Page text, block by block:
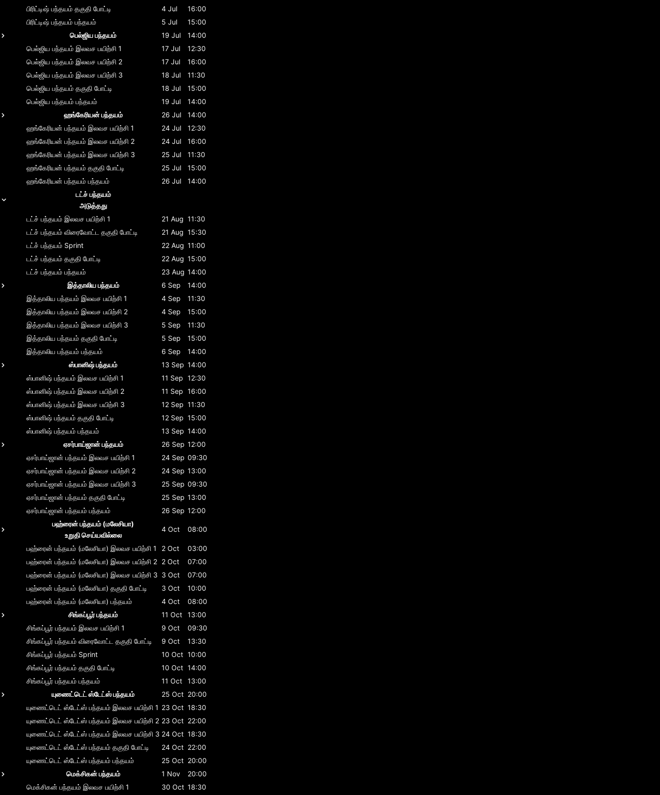
பிரிட்டிஷ் பந்தயம் தகுதி போட்டி 4 Jul
16:00
பிரிட்டிஷ் பந்தயம் பந்தயம் 5 Jul
15:00
பெல்ஜிய பந்தயம்
19 Jul
14:00
பெல்ஜிய பந்தயம் இலவச பயிற்சி 1 17 Jul
12:30
பெல்ஜிய பந்தயம் இலவச பயிற்சி 2 17 Jul
16:00
பெல்ஜிய பந்தயம் இலவச பயிற்சி 3 18 Jul
11:30
பெல்ஜிய பந்தயம் தகுதி போட்டி 18 Jul
15:00
பெல்ஜிய பந்தயம் பந்தயம் 19 Jul
14:00
ஹங்கேரியன் பந்தயம்
26 Jul
14:00
ஹங்கேரியன் பந்தயம் இலவச பயிற்சி 1 24 Jul
12:30
ஹங்கேரியன் பந்தயம் இலவச பயிற்சி 2 24 Jul
16:00
ஹங்கேரியன் பந்தயம் இலவச பயிற்சி 3 25 Jul
11:30
ஹங்கேரியன் பந்தயம் தகுதி போட்டி 25 Jul
15:00
ஹங்கேரியன் பந்தயம் பந்தயம் 26 Jul
14:00
டட்ச் பந்தயம்
அடுத்தது
டட்ச் பந்தயம் இலவச பயிற்சி 1 21 Aug 11:30
டட்ச் பந்தயம் விரைவோட்ட தகுதி போட்டி 21 Aug 15:30
டட்ச் பந்தயம் Sprint 22 Aug 11:00
டட்ச் பந்தயம் தகுதி போட்டி 22 Aug 15:00
டட்ச் பந்தயம் பந்தயம் 23 Aug 14:00
இத்தாலிய பந்தயம்
6 Sep
14:00
இத்தாலிய பந்தயம் இலவச பயிற்சி 1 4 Sep
11:30
இத்தாலிய பந்தயம் இலவச பயிற்சி 2 4 Sep
15:00
இத்தாலிய பந்தயம் இலவச பயிற்சி 3 5 Sep
11:30
இத்தாலிய பந்தயம் தகுதி போட்டி 5 Sep
15:00
இத்தாலிய பந்தயம் பந்தயம் 6 Sep
14:00
ஸ்பானிஷ் பந்தயம்
13 Sep 14:00
ஸ்பானிஷ் பந்தயம் இலவச பயிற்சி 1 11 Sep 12:30
ஸ்பானிஷ் பந்தயம் இலவச பயிற்சி 2 11 Sep 16:00
ஸ்பானிஷ் பந்தயம் இலவச பயிற்சி 3 12 Sep 11:30
ஸ்பானிஷ் பந்தயம் தகுதி போட்டி 12 Sep 15:00
ஸ்பானிஷ் பந்தயம் பந்தயம் 13 Sep 14:00
ஏசர்பாய்ஜான் பந்தயம்
26 Sep 12:00
ஏசர்பாய்ஜான் பந்தயம் இலவச பயிற்சி 1 24 Sep 09:30
ஏசர்பாய்ஜான் பந்தயம் இலவச பயிற்சி 2 24 Sep 13:00
ஏசர்பாய்ஜான் பந்தயம் இலவச பயிற்சி 3 25 Sep 09:30
ஏசர்பாய்ஜான் பந்தயம் தகுதி போட்டி 25 Sep 13:00
ஏசர்பாய்ஜான் பந்தயம் பந்தயம் 26 Sep 12:00
பஹ்ரைன் பந்தயம் (மலேசியா)
உறுதி செய்யவில்லை
4 Oct 08:00
பஹ்ரைன் பந்தயம் (மலேசியா) இலவச பயிற்சி 1 2 Oct
03:00
பஹ்ரைன் பந்தயம் (மலேசியா) இலவச பயிற்சி 2 2 Oct
07:00
பஹ்ரைன் பந்தயம் (மலேசியா) இலவச பயிற்சி 3 3 Oct
07:00
பஹ்ரைன் பந்தயம் (மலேசியா) தகுதி போட்டி 3 Oct
10:00
பஹ்ரைன் பந்தயம் (மலேசியா) பந்தயம் 4 Oct
08:00
சிங்கப்பூர் பந்தயம்
11 Oct
13:00
சிங்கப்பூர் பந்தயம் இலவச பயிற்சி 1 9 Oct
09:30
சிங்கப்பூர் பந்தயம் விரைவோட்ட தகுதி போட்டி 9 Oct
13:30
சிங்கப்பூர் பந்தயம் Sprint 10 Oct 10:00
சிங்கப்பூர் பந்தயம் தகுதி போட்டி 10 Oct 14:00
சிங்கப்பூர் பந்தயம் பந்தயம் 11 Oct
13:00
யுணைட்டெட் ஸ்டேட்ஸ் பந்தயம்
25 Oct 20:00
யுணைட்டெட் ஸ்டேட்ஸ் பந்தயம் இலவச பயிற்சி 1 23 Oct 18:30
யுணைட்டெட் ஸ்டேட்ஸ் பந்தயம் இலவச பயிற்சி 2 23 Oct 22:00
யுணைட்டெட் ஸ்டேட்ஸ் பந்தயம் இலவச பயிற்சி 3 24 Oct 18:30
யுணைட்டெட் ஸ்டேட்ஸ் பந்தயம் தகுதி போட்டி 24 Oct 22:00
யுணைட்டெட் ஸ்டேட்ஸ் பந்தயம் பந்தயம் 25 Oct 20:00
மெக்சிகன் பந்தயம்
1 Nov
20:00
மெக்சிகன் பந்தயம் இலவச பயிற்சி 1 30 Oct 18:30